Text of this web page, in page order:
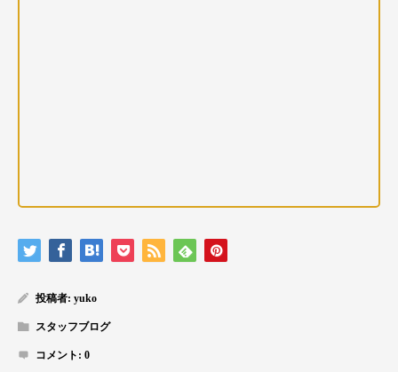
投稿者: yuko
スタッフブログ
コメント: 0